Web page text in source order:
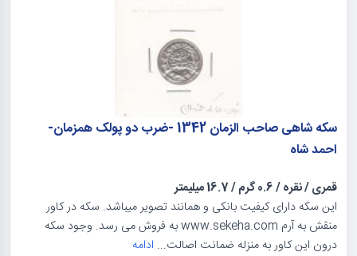
سکه شاهی صاحب الزمان 1342 -ضرب دو پولک همزمان-
احمد شاه
قمری/نقره/0.6 گرم /16.7 میلیمتر
این سکه دارای کیفیت بانکی و همانند تصویر میباشد. سکه در کاور
منقش به آرم www.sekeha.com به فروش می رسد. وجود سکه
درون این کاور به منزله ضمانت اصالت... ادامه